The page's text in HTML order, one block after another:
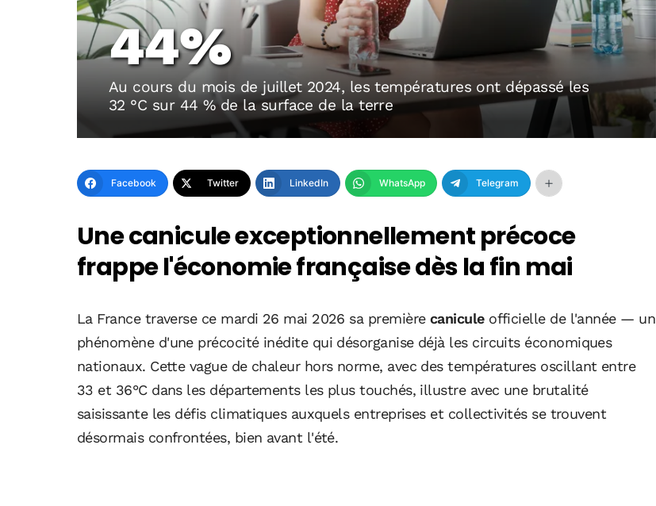
44%
Au cours du mois de juillet 2024, les températures ont dépassé les
32 °C sur 44 % de la surface de la terre
Facebook Twitter LinkedIn WhatsApp Telegram
Une canicule exceptionnellement précoce
frappe l'économie française dès la fin mai
La France traverse ce mardi 26 mai 2026 sa première caniculeofficielle de l'année — un
phénomène d'une précocité inédite qui désorganise déjà les circuits économiques
nationaux. Cette vague de chaleur hors norme, avec des températures oscillant entre
33 et 36°C dans les départements les plus touchés, illustre avec une brutalité
saisissante les défis climatiques auxquels entreprises et collectivités se trouvent
désormais confrontées, bien avant l'été.